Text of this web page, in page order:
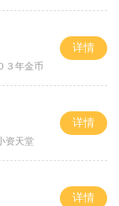
３年金币
详情
资天堂
详情
详情